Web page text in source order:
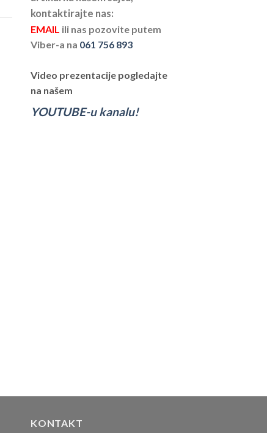
kontaktirajte nas:
EMAIL ili nas pozovite putem
Viber-a na 061 756 893
Video prezentacije pogledajte
na našem
YOUTUBE-u kanalu!
KONTAKT